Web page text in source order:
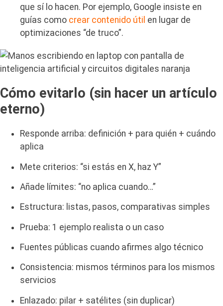
que sí lo hacen. Por ejemplo, Google insiste en
guías como crear contenido útil en lugar de
optimizaciones “de truco”.
Cómo evitarlo (sin hacer un artículo
eterno)
Responde arriba: definición + para quién + cuándo
aplica
Mete criterios: “si estás en X, haz Y”
Añade límites: “no aplica cuando…”
Estructura: listas, pasos, comparativas simples
Prueba: 1 ejemplo realista o un caso
Fuentes públicas cuando afirmes algo técnico
Consistencia: mismos términos para los mismos
servicios
Enlazado: pilar + satélites (sin duplicar)